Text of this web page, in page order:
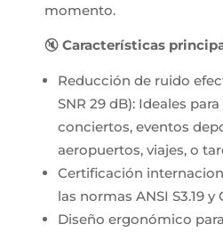
momento.
🔇 Características
Reducción de ruido
SNR 29 dB): Ideales
conciertos, eventos
aeropuertos, viajes, o
Certificación
las normas ANSI S3.19 y
Diseño ergonómico